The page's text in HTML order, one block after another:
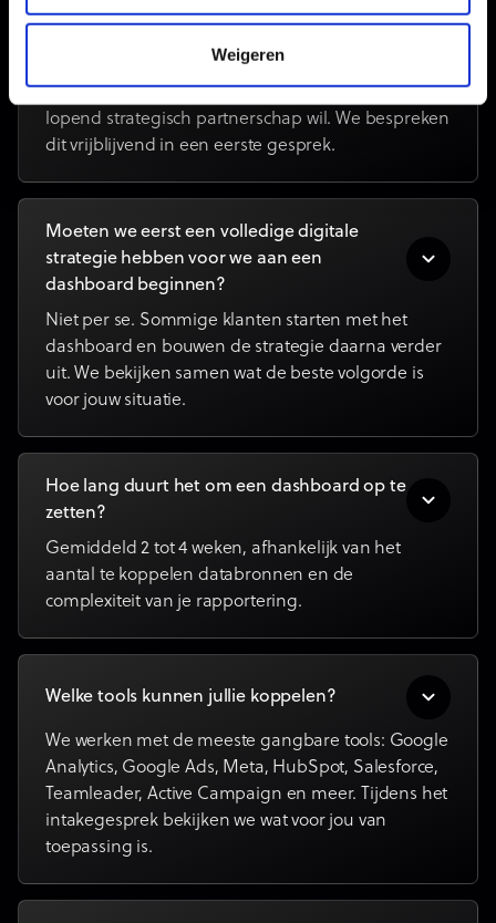
Weigeren
strategie?
Dat hangt af van het aantal databronnen, de
complexiteit van het dashboard en of je ook een
lopend strategisch partnerschap wil. We bespreken
dit vrijblijvend in een eerste gesprek.
Moeten we eerst een volledige digitale
strategie hebben voor we aan een
dashboard beginnen?
Niet per se. Sommige klanten starten met het
dashboard en bouwen de strategie daarna verder
uit. We bekijken samen wat de beste volgorde is
voor jouw situatie.
Hoe lang duurt het om een dashboard op te
zetten?
Gemiddeld 2 tot 4 weken, afhankelijk van het
aantal te koppelen databronnen en de
complexiteit van je rapportering.
Welke tools kunnen jullie koppelen?
We werken met de meeste gangbare tools: Google
Analytics, Google Ads, Meta, HubSpot, Salesforce,
Teamleader, Active Campaign en meer. Tijdens het
intakegesprek bekijken we wat voor jou van
toepassing is.